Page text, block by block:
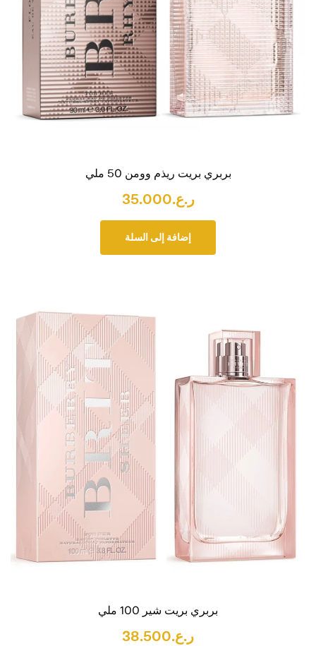
بربري بريت ريذم وومن 50 ملي
ر.ع.35.000
إضافة إلى السلة
بربري بريت شير 100 ملي
ر.ع.38.500